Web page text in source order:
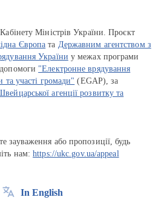
Міністрів України. Проєкт
Європа та Державним агентством з
України у межах програми
"Електронне врядування
та участі громади" (EGAP), за
агенції розвитку та
зауваження або пропозиції, будь
нам:https://ukc.gov.ua/appeal
In English